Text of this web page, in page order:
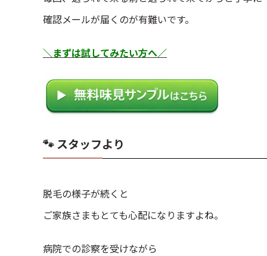
確認メールが届くのが有難いです。
＼まずは試してみたい方へ／
🐾 スタッフより
脱毛の様子が続くと
ご家族さまもとても心配になりますよね。
病院での診察を受けながら